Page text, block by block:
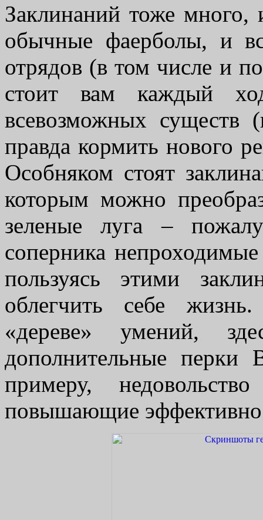
Заклинаний тоже
обычные фаерболы, и
отрядов (в том числе и
стоит вам каждый
всевозможных существ
правда кормить нового
Особняком стоят
которым можно
зеленые луга –
соперника
пользуясь этими
облегчить себе
«дереве» умений,
дополнительные
примеру,
повышающие